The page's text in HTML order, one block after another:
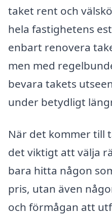
taket rent och
hela fastighetens
enbart renovera
men med
bevara takets
under betydligt
När det kommer till
det viktigt att välja
bara hitta någon
pris, utan även
och förmågan att